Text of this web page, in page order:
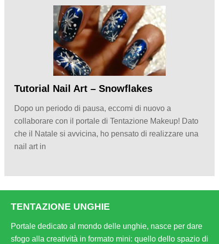
Tutorial Nail Art – Snowflakes
Dopo un periodo di pausa, eccomi di nuovo a
collaborare con il portale di Tentazione Makeup! Dato
che il Natale si avvicina, ho pensato di realizzare una
nail art in
TENTAZIONE UNGHIE
Portale dedicato al mondo delle unghie, nasce per dare
sfogo alla creatività in formato mini: quello dello spazio di